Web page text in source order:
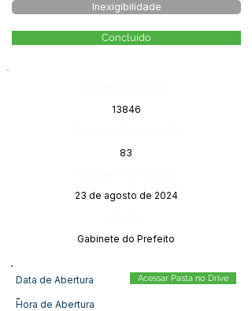
Inexigibilidade
Concluído
13846
83
23 de agosto de 2024
Gabinete do Prefeito
Data de Abertura
-
Hora de Abertura
Acessar Pasta no Drive